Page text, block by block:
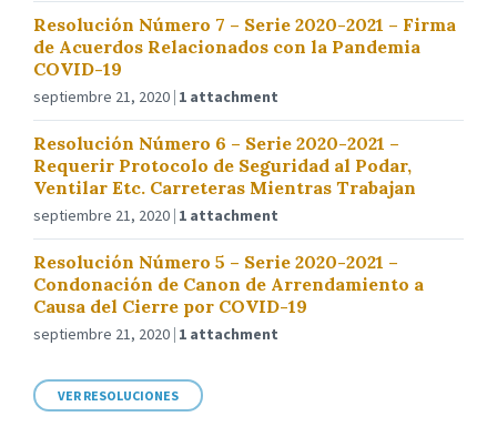
Resolución Número 7 – Serie 2020-2021 – Firma
de Acuerdos Relacionados con la Pandemia
COVID-19
septiembre 21, 2020 1 attachment
Resolución Número 6 – Serie 2020-2021 –
Requerir Protocolo de Seguridad al Podar,
Ventilar Etc. Carreteras Mientras Trabajan
septiembre 21, 2020 1 attachment
Resolución Número 5 – Serie 2020-2021 –
Condonación de Canon de Arrendamiento a
Causa del Cierre por COVID-19
septiembre 21, 2020 1 attachment
VER RESOLUCIONES